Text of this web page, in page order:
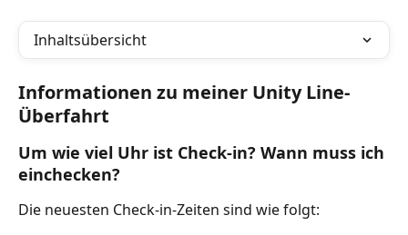
Inhaltsübersicht
Informationen zu meiner Unity Line-
Überfahrt
Um wie viel Uhr ist Check-in? Wann muss ich
einchecken?
Die neuesten Check-in-Zeiten sind wie folgt: